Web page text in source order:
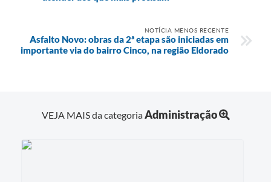
NOTÍCIA MENOS RECENTE
Asfalto Novo: obras da 2ª etapa são iniciadas em
importante via do bairro Cinco, na região Eldorado
VEJA MAIS da categoriaAdministração